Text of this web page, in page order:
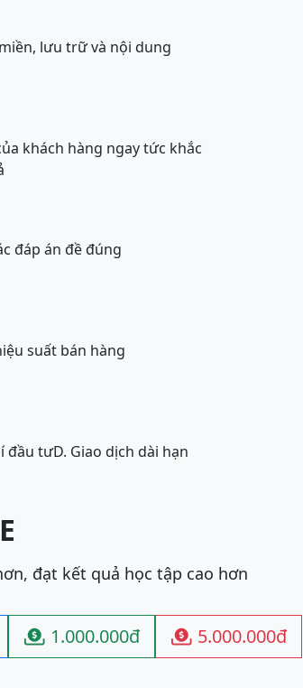
miền, lưu trữ và nội dung
khách hàng ngay tức khắc
đáp án đề đúng
suất bán hàng
đầu tưD. Giao dịch dài hạn
đạt kết quả học tập cao hơn
 1.000.000đ  5.000.000đ